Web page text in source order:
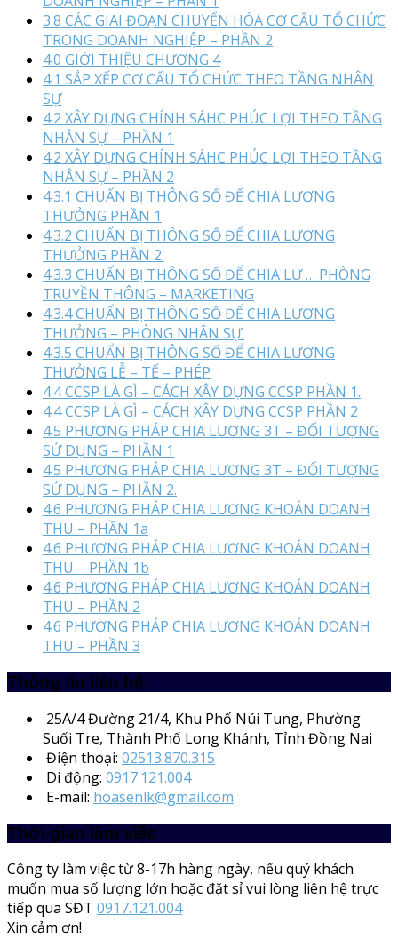
3.8 CÁC GIAI ĐOẠN CHUYỂN HÓA CƠ CẤU TỔ CHỨC
TRONG DOANH NGHIỆP – PHẦN 2
4.0 GIỚI THIỆU CHƯƠNG 4
4.1 SẮP XẾP CƠ CẤU TỔ CHỨC THEO TẦNG NHÂN
SỰ
4.2 XÂY DỰNG CHÍNH SÁHC PHÚC LỢI THEO TẦNG
NHÂN SỰ – PHẦN 1
4.2 XÂY DỰNG CHÍNH SÁHC PHÚC LỢI THEO TẦNG
NHÂN SỰ – PHẦN 2
4.3.1 CHUẨN BỊ THÔNG SỐ ĐỂ CHIA LƯƠNG
THƯỞNG PHẦN 1
4.3.2 CHUẨN BỊ THÔNG SỐ ĐỂ CHIA LƯƠNG
THƯỞNG PHẦN 2.
4.3.3 CHUẨN BỊ THÔNG SỐ ĐỂ CHIA LƯ … PHÒNG
TRUYỀN THÔNG – MARKETING
4.3.4 CHUẨN BỊ THÔNG SỐ ĐỂ CHIA LƯƠNG
THƯỞNG – PHÒNG NHÂN SỰ.
4.3.5 CHUẨN BỊ THÔNG SỐ ĐỂ CHIA LƯƠNG
THƯỞNG LỄ – TẾ – PHÉP
4.4 CCSP LÀ GÌ – CÁCH XÂY DỰNG CCSP PHẦN 1.
4.4 CCSP LÀ GÌ – CÁCH XÂY DỰNG CCSP PHẦN 2
4.5 PHƯƠNG PHÁP CHIA LƯƠNG 3T – ĐỐI TƯỢNG
SỬ DỤNG – PHẦN 1
4.5 PHƯƠNG PHÁP CHIA LƯƠNG 3T – ĐỐI TƯỢNG
SỬ DỤNG – PHẦN 2.
4.6 PHƯƠNG PHÁP CHIA LƯƠNG KHOÁN DOANH
THU – PHẦN 1a
4.6 PHƯƠNG PHÁP CHIA LƯƠNG KHOÁN DOANH
THU – PHẦN 1b
4.6 PHƯƠNG PHÁP CHIA LƯƠNG KHOÁN DOANH
THU – PHẦN 2
4.6 PHƯƠNG PHÁP CHIA LƯƠNG KHOÁN DOANH
THU – PHẦN 3
Thông tin liên hệ:
25A/4Đường 21/4, Khu Phố Núi Tung, Phường
Suối Tre, Thành Phố Long Khánh, Tỉnh Đồng Nai
Điện thoại: 02513.870.315
Di động: 0917.121.004
E-mail: hoasenlk@gmail.com
Thời gian làm việc
Công ty làm việc từ 8-17h hàng ngày, nếu quý khách
muốn mua số lượng lớn hoặc đặt sỉ vui lòng liên hệ trực
tiếp qua SĐT 0917.121.004
Xin cảm ơn!